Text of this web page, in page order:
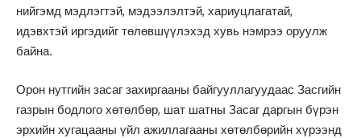
нийгэмд мэдлэгтэй, мэдээлэлтэй, хариуцлагатай,
идэвхтэй иргэдийг төлөвшүүлэхэд хувь нэмрээ оруулж
байна.
Орон нутгийн засаг захиргааны байгууллагуудаас Засгийн
газрын бодлого хөтөлбөр, шат шатны Засаг даргын бүрэн
эрхийн хугацааны үйл ажиллагааны хөтөлбөрийн хүрээнд